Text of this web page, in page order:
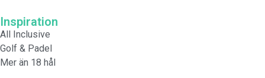
Inspiration
All Inclusive
Golf & Padel
Mer än 18 hål